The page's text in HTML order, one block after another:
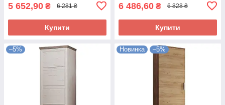
5 652,90 ₴ 6 281 ₴
Купити
6 486,60 ₴ 6 828 ₴
Купити
–5% Новинка –5%